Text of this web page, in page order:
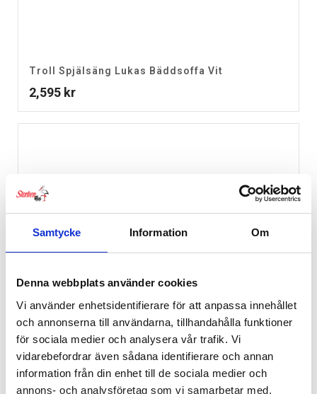
Samtycke Information Om
Denna webbplats använder cookies
Vi använder enhetsidentifierare för att anpassa innehållet
och annonserna till användarna, tillhandahålla funktioner
för sociala medier och analysera vår trafik. Vi
vidarebefordrar även sådana identifierare och annan
information från din enhet till de sociala medier och
annons- och analysföretag som vi samarbetar med.
Troll Spjälsäng Lukas Bäddsoffa Vit
2,595 kr